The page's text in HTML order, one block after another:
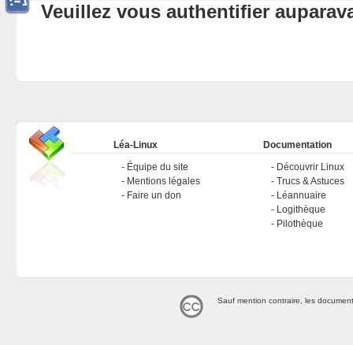
Veuillez vous authentifier
Léa-Linux
Équipe du site
Mentions légales
Faire un don
Documentation
Découvrir Linux
Trucs & Astuces
Léannuaire
Logithèque
Pilothèque
Sauf mention contraire, les